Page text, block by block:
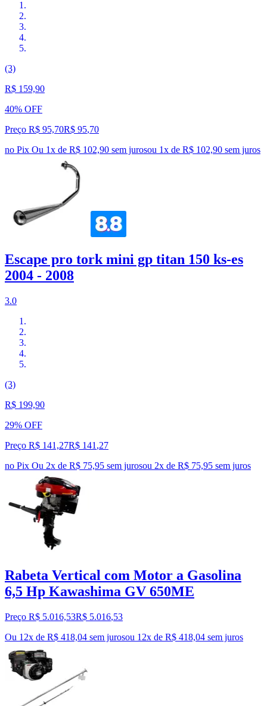
(3)
R$ 159,90
40% OFF
Preço R$ 95,70R$ 95,70
no Pix Ou 1x de R$ 102,90 sem jurosou 1x de R$ 102,90 sem juros
Escape pro tork mini gp titan 150 ks-es
2004 - 2008
3.0
(3)
R$ 199,90
29% OFF
Preço R$ 141,27R$ 141 ,27
no Pix Ou 2x de R$ 75,95 sem jurosou 2x de R$ 75,95 sem juros
Rabeta Vertical com Motor a Gasolina
6,5 Hp Kawashima GV 650ME
Preço R$ 5.016,53R$ 5.016,53
Ou 12x de R$ 418,04 sem jurosou 12x de R$ 418,04 sem juros